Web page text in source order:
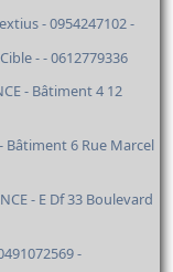
- 0954247102 -
- - 0612779336
- Bâtiment 4 12
- Bâtiment 6 Rue Marcel
- E Df 33 Boulevard
-